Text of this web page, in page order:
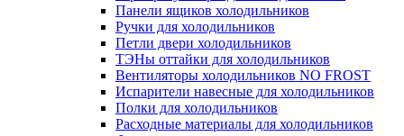
Панели ящиков холодильников
Ручки для холодильников
Петли двери холодильников
ТЭНы оттайки для холодильников
Вентиляторы холодильников NO FROST
Испарители навесные для холодильников
Полки для холодильников
Расходные материалы для холодильников